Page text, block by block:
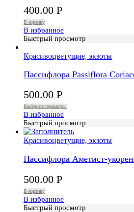
400.00 Р
В корзину
В избранное
Быстрый просмотр
Красивоцветущие, экзоты
Пассифлора Passiflora
500.00 Р
Выберите параметры
В избранное
Быстрый просмотр
Красивоцветущие, экзоты
Пассифлора Аметист-
500.00 Р
В корзину
В избранное
Быстрый просмотр